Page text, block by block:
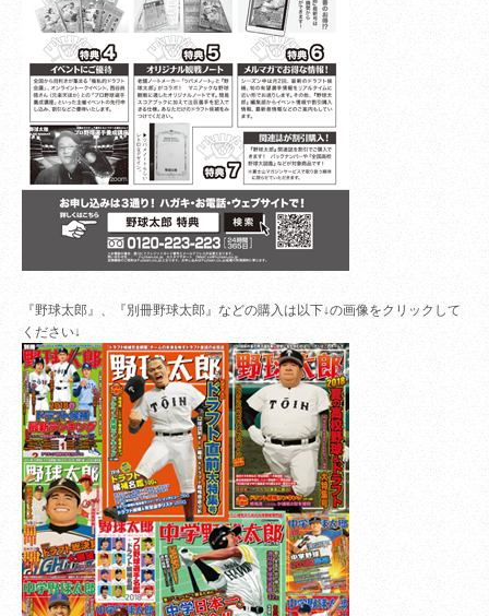
『野球太郎』、『別冊野球太郎』などの購入は以下↓の画像をクリックして
ください↓